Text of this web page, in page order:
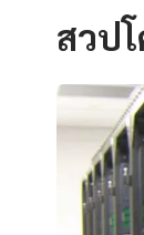
สวป